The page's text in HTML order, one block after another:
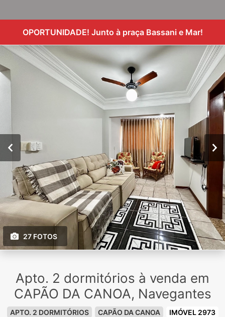
OPORTUNIDADE! Junto à praça Bassani e Mar!
27 FOTOS
Apto. 2 dormitórios à venda em
CAPÃO DA CANOA, Navegantes
APTO. 2 DORMITÓRIOS CAPÃO DA CANOA IMÓVEL 2973